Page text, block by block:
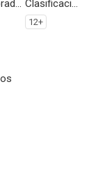
Temporadas Clasificación por edades
12+